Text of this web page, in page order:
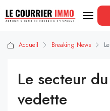
Accueil Breaking News
Le secteur
vedette